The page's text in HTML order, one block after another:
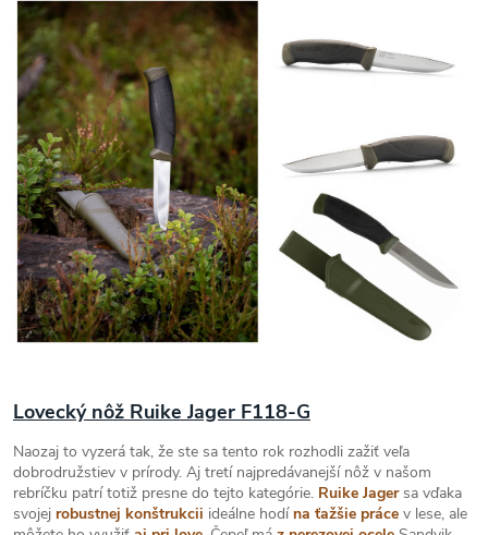
Lovecký nôž Ruike Jager F118-G
Naozaj to vyzerá tak, že ste sa tento rok rozhodli zažiť veľa
dobrodružstiev v prírody. Aj tretí najpredávanejší nôž v našom
rebríčku patrí totiž presne do tejto kategórie. Ruike Jager sa vďaka
svojej robustnej konštrukcii ideálne hodí na ťažšie práce v lese, ale